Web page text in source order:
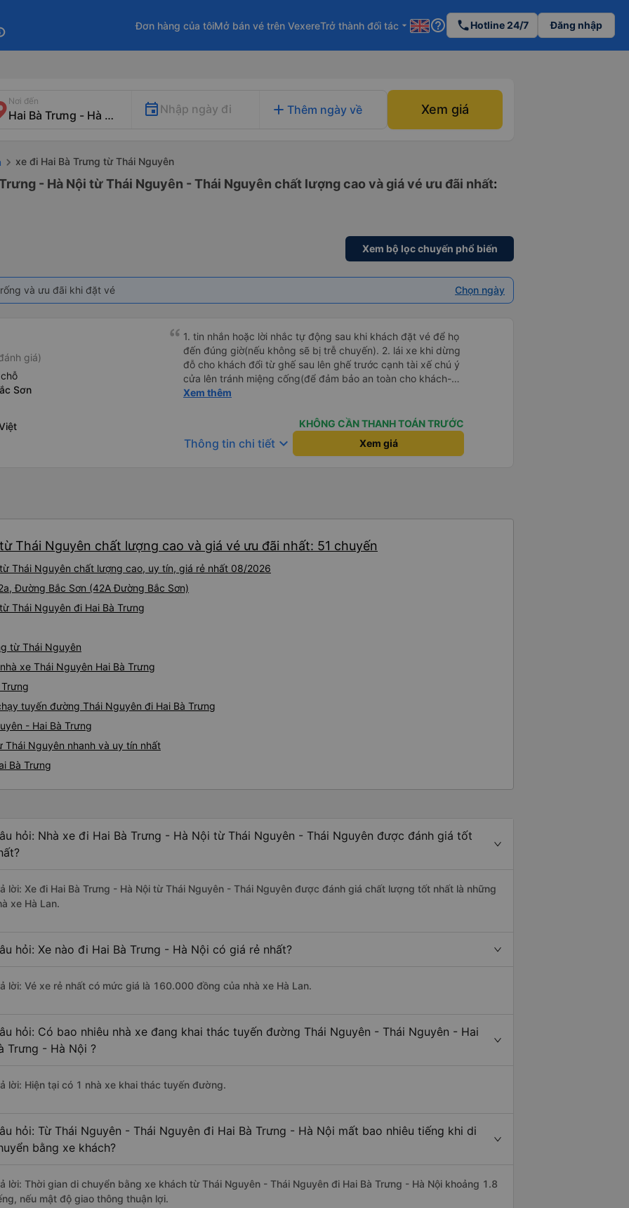
Đơn hàng của tôiMở bán vé trên VexereTrở thành đối tác arrow_drop_down help_outline phoneHotline 24/7 Đăng nhập
Nơi đến
Nhập ngày đi add Thêm ngày về Xem giá
xe đi Hai Bà Trưng từ Thái Nguyên
- Hà Nội từ Thái Nguyên - Thái Nguyên chất lượng cao và giá vé ưu đãi nhất:
Xem bộ lọc chuyến phổ biến
và ưu đãi khi đặt vé Chọn ngày
giá)
Sơn
1. tin nhắn hoặc lời nhắc tự động sau khi khách đặt vé để họ
đến đúng giờ(nếu không sẽ bị trễ chuyến). 2. lái xe khi dừng
đỗ cho khách đổi từ ghế sau lên ghế trước cạnh tài xế chú ý
cửa lên tránh miệng cống(để đảm bảo an toàn cho khách-
tại HN: miệng cống bằng sắt chữ nhật dạng ô lưới, cửa
Bác tài đã cố gắng để về đến Tng kịp 20h, để khách nối
chuyến Xe 11 chỗ nên thoáng đãng.
Xem thêm
KHÔNG CẦN THANH TOÁN TRƯỚC
Thông tin chi tiết keyboard_arrow_down Xem giá
Thái Nguyên chất lượng cao và giá vé ưu đãi nhất: 51 chuyến
Thái Nguyên chất lượng cao, uy tín, giá rẻ nhất 08/2026
Đường Bắc Sơn (42A Đường Bắc Sơn)
Thái Nguyên đi Hai Bà Trưng
từ Thái Nguyên
xe Thái Nguyên Hai Bà Trưng
tuyến đường Thái Nguyên đi Hai Bà Trưng
- Hai Bà Trưng
Nguyên nhanh và uy tín nhất
Bà Trưng
hỏi: Nhà xe đi Hai Bà Trưng - Hà Nội từ Thái Nguyên - Thái Nguyên được đánh giá tốt
lời: Xe đi Hai Bà Trưng - Hà Nội từ Thái Nguyên - Thái Nguyên được đánh giá chất lượng tốt nhất là những
xe Hà Lan.
hỏi: Xe nào đi Hai Bà Trưng - Hà Nội có giá rẻ nhất?
lời: Vé xe rẻ nhất có mức giá là 160.000 đồng của nhà xe Hà Lan.
hỏi: Có bao nhiêu nhà xe đang khai thác tuyến đường Thái Nguyên - Thái Nguyên - Hai
Trưng - Hà Nội ?
lời: Hiện tại có 1 nhà xe khai thác tuyến đường.
hỏi: Từ Thái Nguyên - Thái Nguyên đi Hai Bà Trưng - Hà Nội mất bao nhiêu tiếng khi di
bằng xe khách?
lời: Thời gian di chuyển bằng xe khách từ Thái Nguyên - Thái Nguyên đi Hai Bà Trưng - Hà Nội khoảng 1.8
nếu mật độ giao thông thuận lợi.